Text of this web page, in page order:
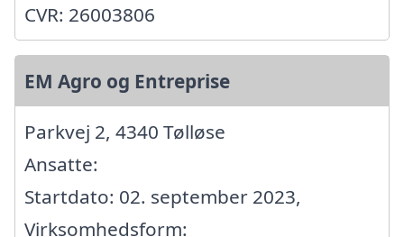
CVR: 26003806
EM Agro og Entreprise
Parkvej 2, 4340 Tølløse
Ansatte:
Startdato: 02. september 2023,
Virksomhedsform: